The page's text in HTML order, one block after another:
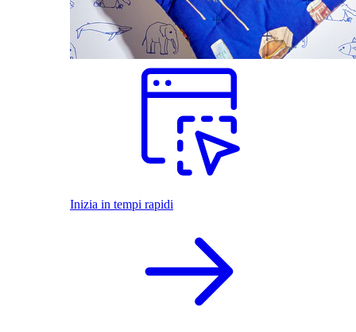
Inizia in tempi rapidi